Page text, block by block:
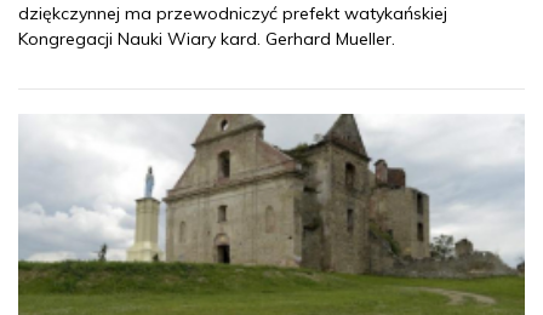
dziękczynnej ma przewodniczyć prefekt watykańskiej
Kongregacji Nauki Wiary kard. Gerhard Mueller.